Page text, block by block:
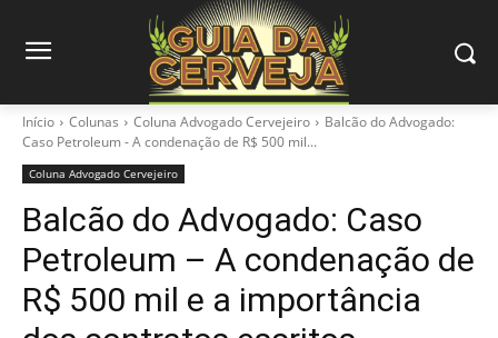
Início Colunas Coluna Advogado Cervejeiro
Balcão do Advogado:
Caso Petroleum - A condenação de R$ 500 mil...
Coluna Advogado Cervejeiro
Balcão do Advogado: Caso
Petroleum – A condenação de
R$ 500 mil e a importância